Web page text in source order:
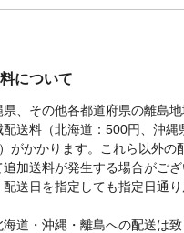
について
、その他各都道府県の離島
送料（北海道：500円、沖縄
がかかります。これら以外の
加送料が発生する場合がござ
送日を指定しても指定日通
道・沖縄・離島への配送は致